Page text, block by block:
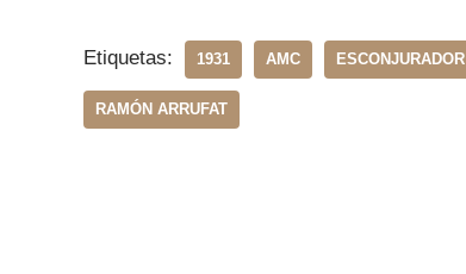
Etiquetas: 1931 AMC ESCONJURADOR
RAMÓN ARRUFAT